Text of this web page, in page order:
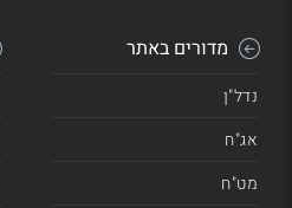
מדורים באתר
נדל"ן
אג"ח
מט"ח